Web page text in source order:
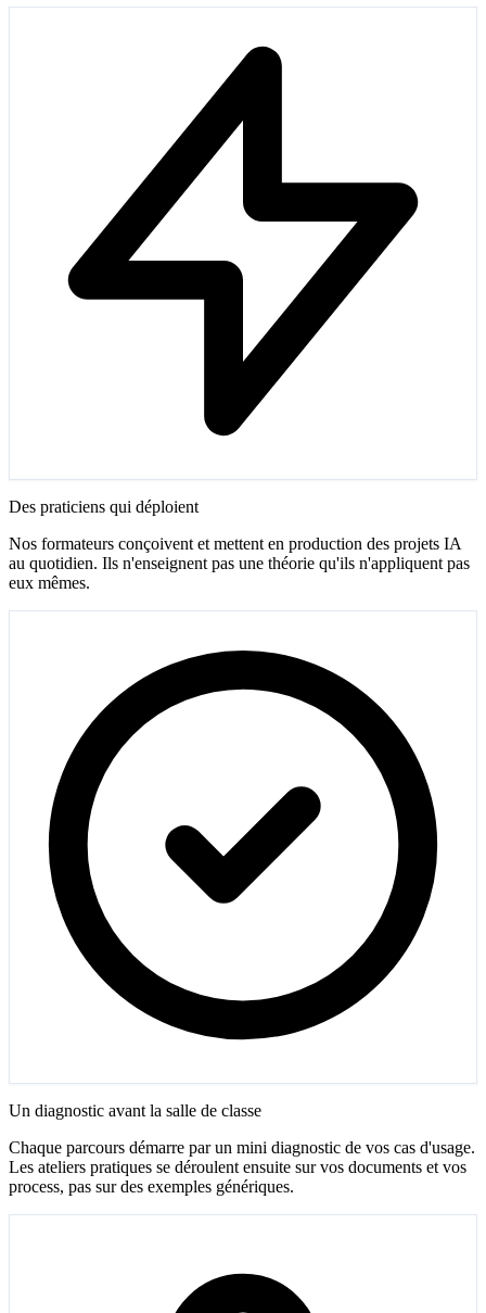
Des praticiens qui déploient
Nos formateurs conçoivent et mettent en production des projets IA
au quotidien. Ils n'enseignent pas une théorie qu'ils n'appliquent pas
eux mêmes.
Un diagnostic avant la salle de classe
Chaque parcours démarre par un mini diagnostic de vos cas d'usage.
Les ateliers pratiques se déroulent ensuite sur vos documents et vos
process, pas sur des exemples génériques.